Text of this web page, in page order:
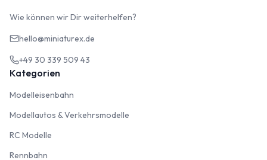
Wie können wir Dir weiterhelfen?
hello@miniaturex.de
+49 30 339 509 43
Kategorien
Modelleisenbahn
Modellautos & Verkehrsmodelle
RC Modelle
Rennbahn